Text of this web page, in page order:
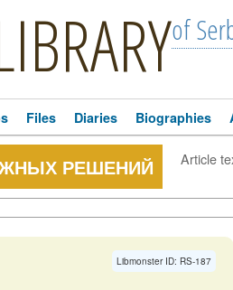
of
Files Diaries Biographies
РЕШЕНИЙ Article
Libmonster ID: RS-187